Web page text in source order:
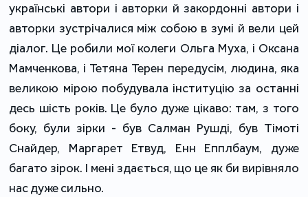
українські автори і авторки й закордонні автори і
авторки зустрічалися між собою в зумі й вели цей
діалог. Це робили мої колеги Ольга Муха, і Оксана
Мамченкова, і Тетяна Терен передусім, людина, яка
великою мірою побудувала інституцію за останні
десь шість років. Це було дуже цікаво: там, з того
боку, були зірки - був Салман Рушді, був Тімоті
Снайдер, Маргарет Етвуд, Енн Епплбаум, дуже
багато зірок. І мені здається, що це як би вирівняло
нас дуже сильно.